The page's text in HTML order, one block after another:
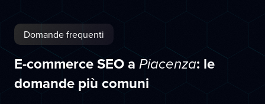
Domande frequenti
E-commerce SEO a Piacenza: le
domande più comuni